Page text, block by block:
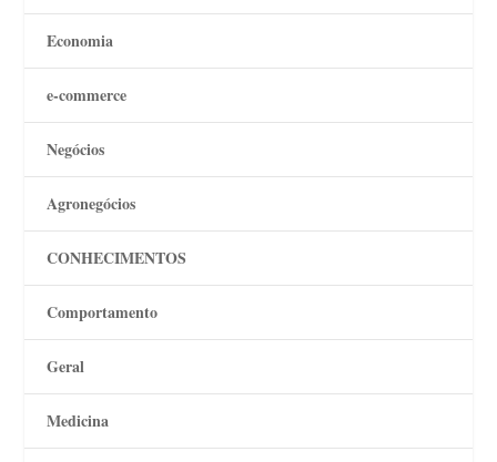
Economia
e-commerce
Negócios
Agronegócios
CONHECIMENTOS
Comportamento
Geral
Medicina